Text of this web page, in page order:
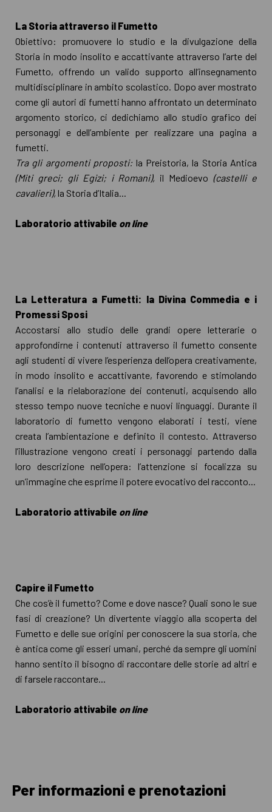
La Storia attraverso il Fumetto
Obiettivo: promuovere lo studio e la divulgazione della
Storia in modo insolito e accattivante attraverso l’arte del
Fumetto, offrendo un valido supporto all’insegnamento
multidisciplinare in ambito scolastico. Dopo aver mostrato
come gli autori di fumetti hanno affrontato un determinato
argomento storico, ci dedichiamo allo studio grafico dei
personaggi e dell’ambiente per realizzare una pagina a
fumetti.
Tra gli argomenti proposti: la Preistoria, la Storia Antica
(Miti greci; gli Egizi; i Romani), il Medioevo (castelli e
cavalieri),la Storia d’Italia...
Laboratorio attivabile on line
La Letteratura a Fumetti: la Divina Commedia e i
Promessi Sposi
Accostarsi allo studio delle grandi opere letterarie o
approfondirne i contenuti attraverso il fumetto consente
agli studenti di vivere l’esperienza dell’opera creativamente,
in modo insolito e accattivante, favorendo e stimolando
l’analisi e la rielaborazione dei contenuti, acquisendo allo
stesso tempo nuove tecniche e nuovi linguaggi. Durante il
laboratorio di fumetto vengono elaborati i testi, viene
creata l’ambientazione e definito il contesto. Attraverso
l’illustrazione vengono creati i personaggi partendo dalla
loro descrizione nell’opera: l’attenzione si focalizza su
un’immagine che esprime il potere evocativo del racconto...
Laboratorio attivabile on line
Capire il Fumetto
Che cos’è il fumetto? Come e dove nasce? Quali sono le sue
fasi di creazione? Un divertente viaggio alla scoperta del
Fumetto e delle sue origini per conoscere la sua storia, che
è antica come gli esseri umani, perché da sempre gli uomini
hanno sentito il bisogno di raccontare delle storie ad altri e
di farsele raccontare...
Laboratorio attivabile on line
Per informazioni e prenotazioni